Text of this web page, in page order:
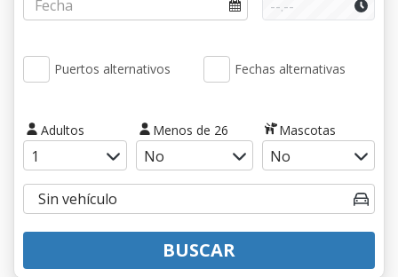
Puertos alternativos Fechas alternativas
Adultos Menos de 26 Mascotas
BUSCAR